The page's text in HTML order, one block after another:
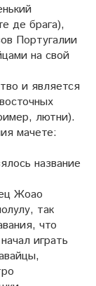
де брага),
Португалии
на свой
и является
лютни).
мачете:
название
Жоао
так
что
играть